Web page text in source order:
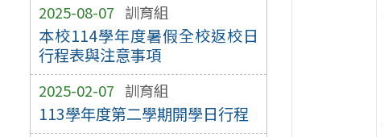
2025-08-07 訓育組
本校114學年度暑假全校返校日
行程表與注意事項
2025-02-07 訓育組
113學年度第二學期開學日行程